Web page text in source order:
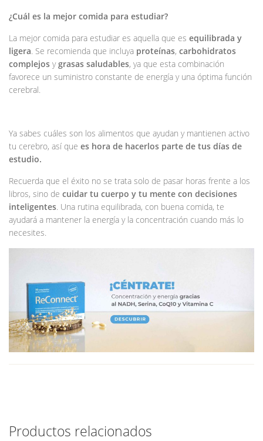
¿Cuál es la mejor comida para estudiar?
La mejor comida para estudiar es aquella que es equilibrada y
ligera. Se recomienda que incluya proteínas, carbohidratos
complejos ygrasas saludables, ya que esta combinación
favorece un suministro constante de energía y una óptima función
cerebral.
Ya sabes cuáles son los alimentos que ayudan y mantienen activo
tu cerebro, así que es hora de hacerlos parte de tus días de
estudio.
Recuerda que el éxito no se trata solo de pasar horas frente a los
libros, sino de cuidar tu cuerpo y tu mente con decisiones
inteligentes. Una rutina equilibrada, con buena comida, te
ayudará a mantener la energía y la concentración cuando más lo
necesites.
Productos relacionados